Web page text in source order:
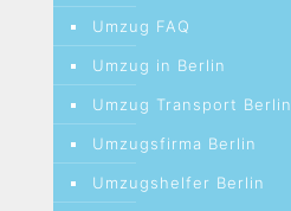
Umzug FAQ
Umzug in Berlin
Umzug Transport Berlin
Umzugsfirma Berlin
Umzugshelfer Berlin